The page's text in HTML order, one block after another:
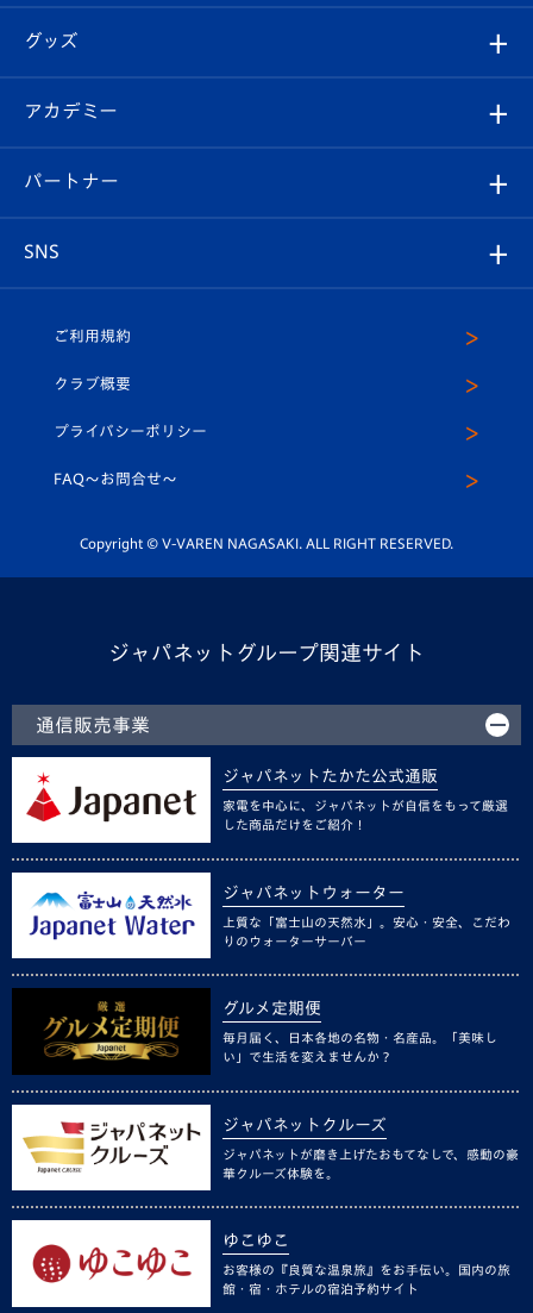
チケット
イベント
メディア
ホームタウン
スタッフプロフィール
マスコット紹介
平和祈念活動
ホームタウン活動
はじめての観戦ガイド
Revive Team
ヴィヴィくんの長崎おもてなしガイド
フォトギャラリー
スタジアムグルメ
チケット
V-LOVERS（ファンクラブ）
プレイヤーズスイート
グッズ
オンラインショップ
店舗情報
アカデミー
育成からのお知らせ
U-18
スクール
パートナー
SNS
ヴィヴィくんインスタグラム
公式LINE＠
ご利用規約
クラブ概要
プライバシーポリシー
FAQ〜お問合せ〜
Copyright © V-VAREN NAGASAKI. ALL RIGHT RESERVED.
ジャパネットグループ関連サイト
通信販売事業
ジャパネットたかた公式通販
家電を中心に、ジャパネットが自信をもって厳選
した商品だけをご紹介！
ジャパネットウォーター
上質な「富士山の天然水」。安心・安全、こだわ
りのウォーターサーバー
グルメ定期便
毎月届く、日本各地の名物・名産品。「美味し
い」で生活を変えませんか？
ジャパネットクルーズ
ジャパネットが磨き上げたおもてなしで、感動の豪
華クルーズ体験を。
ゆこゆこ
お客様の『良質な温泉旅』をお手伝い。国内の旅
館・宿・ホテルの宿泊予約サイト